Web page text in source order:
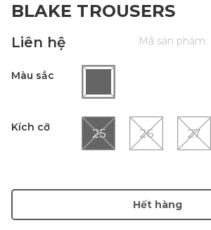
BLAKE TROUSERS
Liên hệ Mã sản phẩm:
Màu sắc
Kích cỡ 25 26 27
Hết hàng